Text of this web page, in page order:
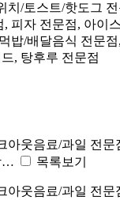
치/토스트/핫도그
, 피자 전문점, 아이
밥/배달음식 전문
, 탕후루 전문점
아웃음료/과일 전문
…
목록보기
아웃음료/과일 전문